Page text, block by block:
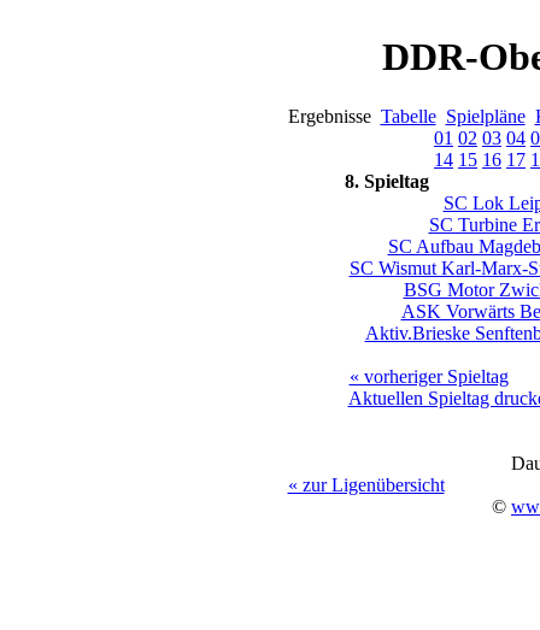
DDR-
Ergebnisse Tabelle Spielpläne
01 02 03 04
14 15 16 17
8. Spieltag
SC Lok
SC Turbine
SC Aufbau
SC Wismut Karl-Marx-
BSG Motor
ASK Vorwärts
Aktiv.Brieske
« vorheriger Spieltag
Aktuellen Spieltag
« zur Ligenübersicht
©